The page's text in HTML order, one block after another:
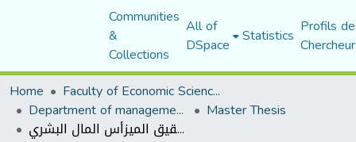
Communities
&
Collections
All of
DSpace Statistics Profils
Home
Faculty of Economic Sciences, Commerce and Management Sciences
Department of management sciences Master Thesis
دورة التنافسیة في المؤسساتي في تحقیق المیزأس المال البشري